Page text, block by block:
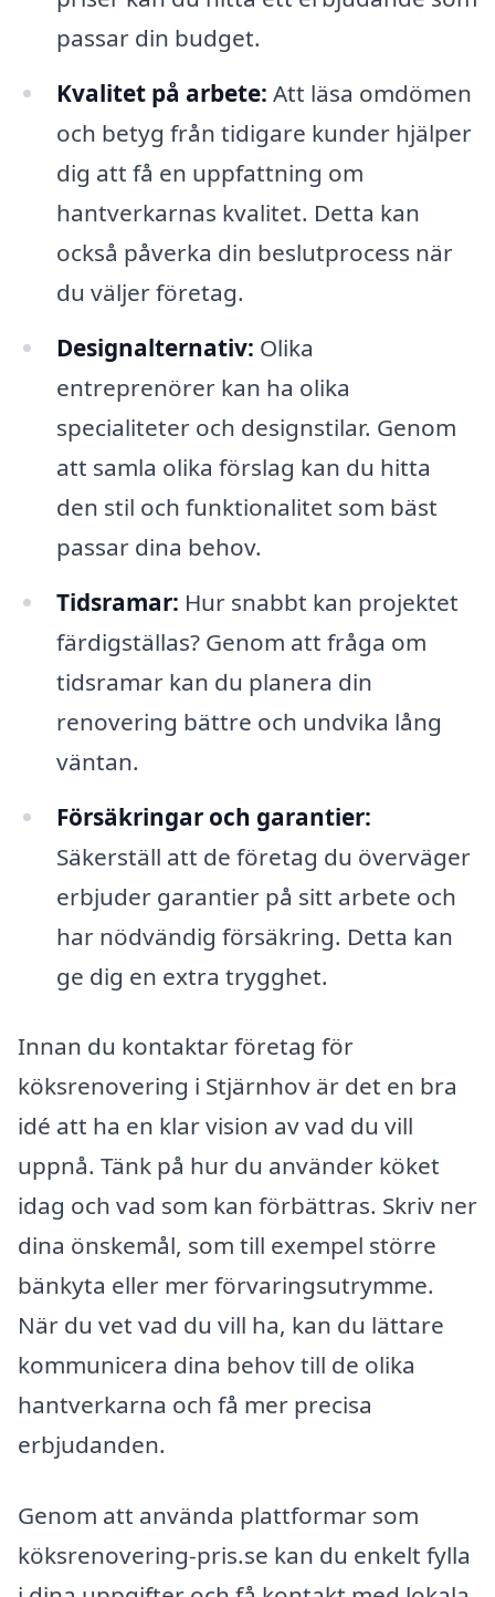
passar din budget.
Kvalitet på arbete: Att läsa omdömen
och betyg från tidigare kunder hjälper
dig att få en uppfattning om
hantverkarnas kvalitet. Detta kan
också påverka din beslutprocess när
du väljer företag.
Designalternativ: Olika
entreprenörer kan ha olika
specialiteter och designstilar. Genom
att samla olika förslag kan du hitta
den stil och funktionalitet som bäst
passar dina behov.
Tidsramar: Hur snabbt kan projektet
färdigställas? Genom att fråga om
tidsramar kan du planera din
renovering bättre och undvika lång
väntan.
Försäkringar och garantier:
Säkerställ att de företag du överväger
erbjuder garantier på sitt arbete och
har nödvändig försäkring. Detta kan
ge dig en extra trygghet.
Innan du kontaktar företag för
köksrenovering i Stjärnhov är det en bra
idé att ha en klar vision av vad du vill
uppnå. Tänk på hur du använder köket
idag och vad som kan förbättras. Skriv ner
dina önskemål, som till exempel större
bänkyta eller mer förvaringsutrymme.
När du vet vad du vill ha, kan du lättare
kommunicera dina behov till de olika
hantverkarna och få mer precisa
erbjudanden.
Genom att använda plattformar som
köksrenovering-pris.se kan du enkelt fylla